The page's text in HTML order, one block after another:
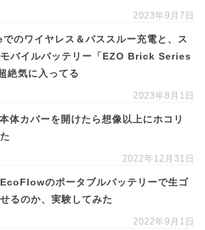
2023年9月7日
のワイヤレス＆パススルー充電と、ス
バイルバッテリー「EZO Brick Series
絶気に入ってる
2023年8月1日
体カバーを開けたら想像以上にホコリ
2022年12月31日
のポータブルバッテリーで生ゴ
るのか、実験してみた
2022年9月1日